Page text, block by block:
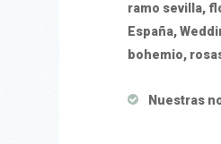
ramo sevilla,
España,
bohemio,
Nuestras